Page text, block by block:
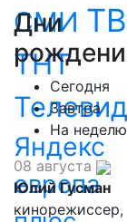
СМИ ТВ
ТНТ
Яндекс
европа
Дни
Сегодня
Завтра
На неделю
08 августа
Юлий Гусман
кинорежиссер,